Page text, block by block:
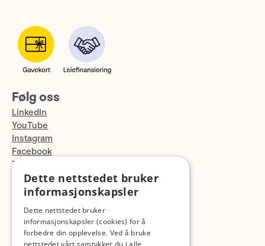
Følg oss
LinkedIn
YouTube
Instagram
Facebook
TikTok
Fotopodden
Dette nettstedet bruker
informasjonskapsler
Dette nettstedet bruker
informasjonskapsler (cookies) for å
forbedre din opplevelse. Ved å bruke
nettstedet vårt samtykker du i alle